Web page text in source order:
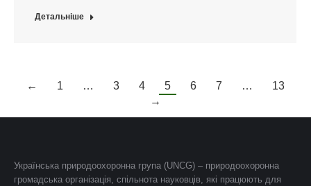
Детальніше
← 1 … 3 4 5 6 7 …
13
→
Українська природоохоронна група (UNCG) – природоохоронна
громадська організація, спільнота науковців, які працюють для